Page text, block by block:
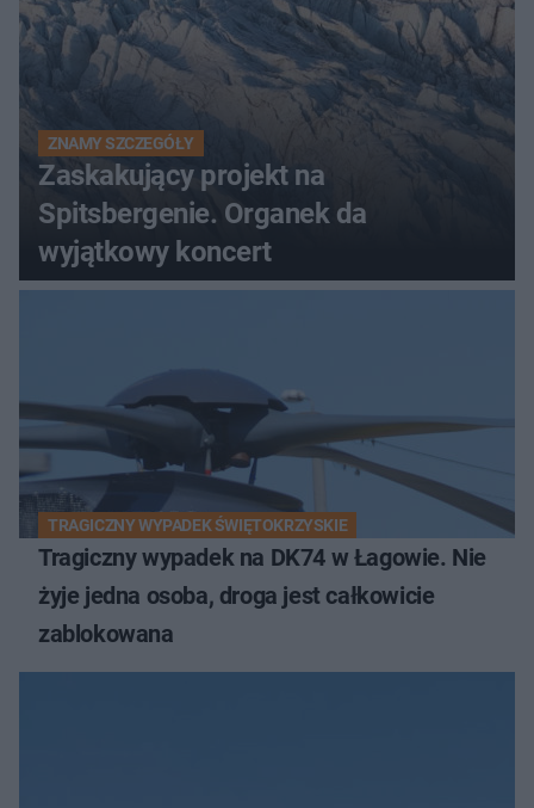
ZNAMY SZCZEGÓŁY
Zaskakujący projekt na
Spitsbergenie. Organek da
wyjątkowy koncert
TRAGICZNY WYPADEK ŚWIĘTOKRZYSKIE
Tragiczny wypadek na DK74 w Łagowie. Nie
żyje jedna osoba, droga jest całkowicie
zablokowana